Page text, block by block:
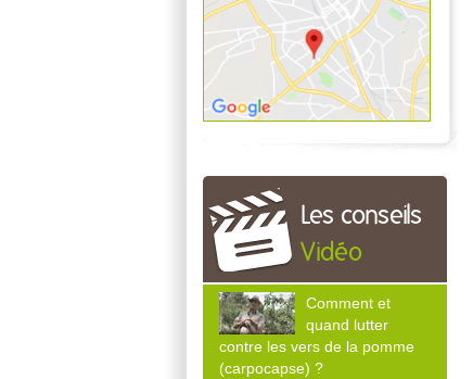
Les conseils
Vidéo
Comment et
quand lutter
contre les vers de la pomme
(carpocapse) ?